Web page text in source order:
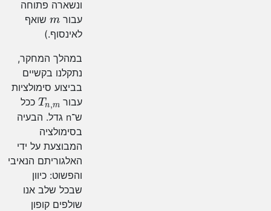
ונשארה פתוחה
עבור m שואף
לאינסוף.)
במהלך המחקר,
נתקלנו בקשיים
בביצוע סימולציות
עבור
Tn ,m
ככל
ש־n גדל. הבעיה
בסימולציה
המבוצעת על ידי
האלגוריתם הנאיבי
והפשוט: כיוון
שבכל שלב אנו
שולפים קופון